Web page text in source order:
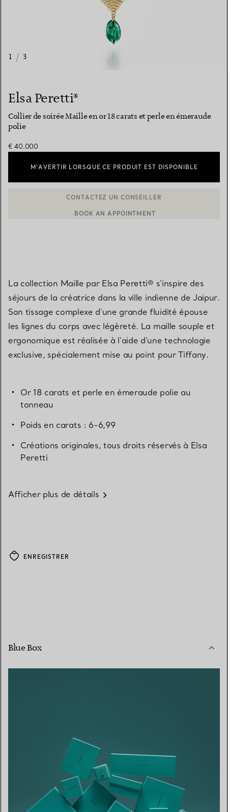
1 / 3
Elsa Peretti®
Collier de soirée Maille en or 18 carats et perle en émeraude
polie
€ 40.000
M’AVERTIR LORSQUE CE PRODUIT EST DISPONIBLE
La collection Maille par Elsa Peretti® s’inspire des
séjours de la créatrice dans la ville indienne de Jaipur.
Son tissage complexe d’une grande fluidité épouse
les lignes du corps avec légèreté. La maille souple et
ergonomique est réalisée à l’aide d’une technologie
exclusive, spécialement mise au point pour Tiffany.
Or 18 carats et perle en émeraude polie au
tonneau
Poids en carats : 6-6,99
Créations originales, tous droits réservés à Elsa
Peretti
Afficher plus de détails
ENREGISTRER
Blue Box